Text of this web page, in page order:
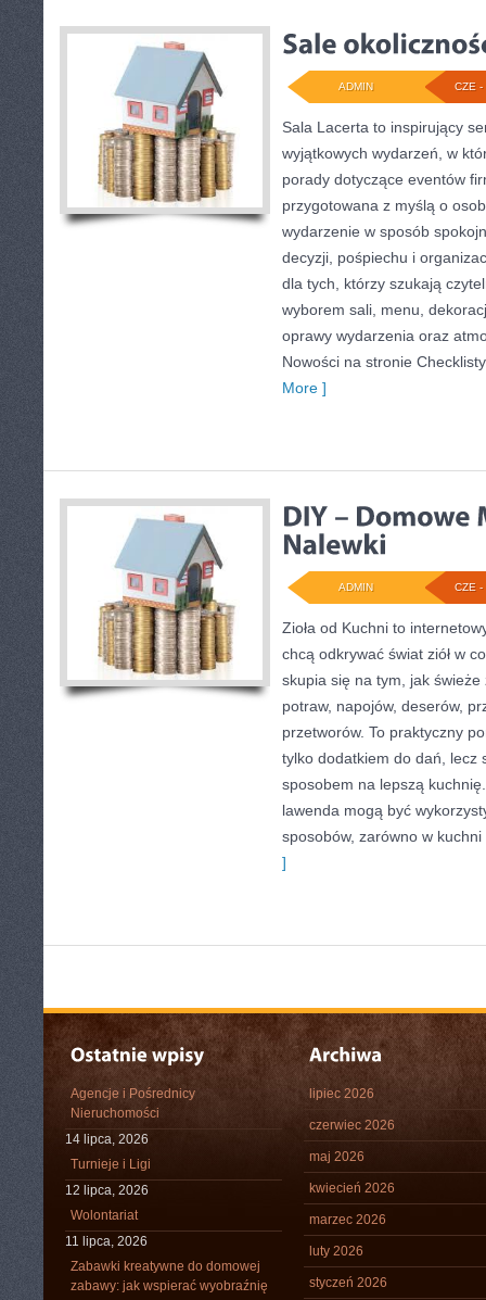
CZE -
ADMIN
Sala Lacerta to inspirujący
wyjątkowych wydarzeń, w
porady dotyczące eventów
przygotowana z myślą o
wydarzenie w sposób
decyzji, pośpiechu i
dla tych, którzy szukają
wyborem sali, menu,
oprawy wydarzenia oraz
Nowości na stronie
More ]
CZE -
ADMIN
Zioła od Kuchni to
chcą odkrywać świat ziół w
skupia się na tym, jak świeże
potraw, napojów, deserów,
przetworów. To praktyczny
tylko dodatkiem do dań, lecz
sposobem na lepszą
lawenda mogą być
sposobów, zarówno w
]
Agencje i Pośrednicy
Nieruchomości
14 lipca, 2026
Turnieje i Ligi
12 lipca, 2026
Wolontariat
11 lipca, 2026
Zabawki kreatywne do domowej
zabawy: jak wspierać wyobraźnię
lipiec 2026
czerwiec 2026
maj 2026
kwiecień 2026
marzec 2026
luty 2026
styczeń 2026